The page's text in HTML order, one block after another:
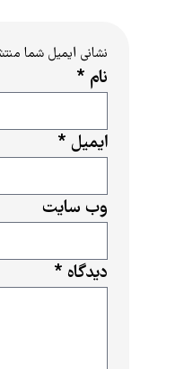
نشانی ایمیل شما
دیدگاه *
نام *
ایمیل *
وب‌ سایت